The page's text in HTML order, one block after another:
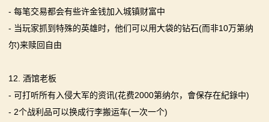
- 每笔交易都会有些许金钱加入城镇财富中
- 当玩家抓到特殊的英雄时，他们可以用大袋的钻石(而非10万第纳
尔)来赎回自由
12. 酒馆老板
- 可打听所有入侵大军的资讯(花费2000第纳尔，會保存在紀錄中)
- 2个战利品可以换成行李搬运车(一次一个)